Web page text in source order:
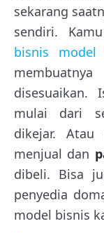
sekarang
sendiri.
bisnis model
disesuaikan.
mulai dari
dikejar. Atau
menjual dan
dibeli. Bisa
penyedia
model bisnis